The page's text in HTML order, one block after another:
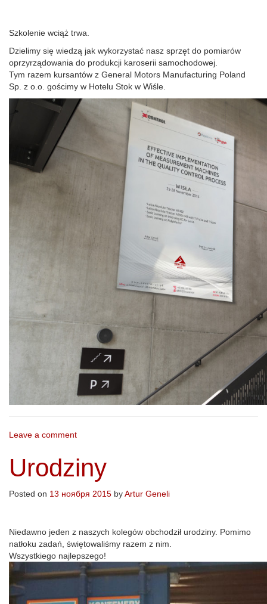
Szkolenie wciąż trwa.
Dzielimy się wiedzą jak wykorzystać nasz sprzęt do pomiarów
oprzyrządowania do produkcji karoserii samochodowej.
Tym razem kursantów z General Motors Manufacturing Poland
Sp. z o.o. gościmy w Hotelu Stok w Wiśle.
Leave a comment
Urodziny
Posted on 13 ноября 2015 byArtur Geneli
Niedawno jeden z naszych kolegów obchodził urodziny. Pomimo
natłoku zadań, świętowaliśmy razem z nim.
Wszystkiego najlepszego!